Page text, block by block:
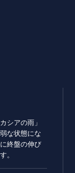
シアの雨」
な状態にな
終盤の伸び
。